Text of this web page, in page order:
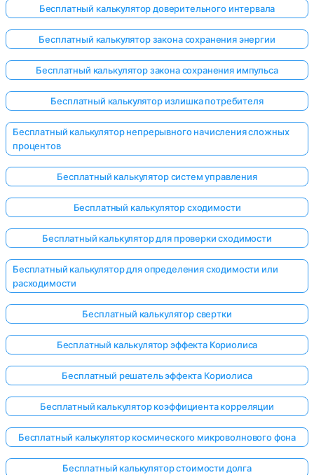
Бесплатный калькулятор доверительного интервала
Бесплатный калькулятор закона сохранения энергии
Бесплатный калькулятор закона сохранения импульса
Бесплатный калькулятор излишка потребителя
Бесплатный калькулятор непрерывного начисления сложных
процентов
Бесплатный калькулятор систем управления
Бесплатный калькулятор сходимости
Бесплатный калькулятор для проверки сходимости
Бесплатный калькулятор для определения сходимости или
расходимости
Бесплатный калькулятор свертки
Бесплатный калькулятор эффекта Кориолиса
Бесплатный решатель эффекта Кориолиса
Бесплатный калькулятор коэффициента корреляции
Бесплатный калькулятор космического микроволнового фона
Бесплатный калькулятор стоимости долга